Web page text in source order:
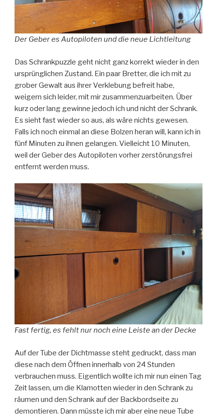
Der Geber es Autopiloten und die neue Lichtleitung
Das Schrankpuzzle geht nicht ganz korrekt wieder in den
ursprünglichen Zustand. Ein paar Bretter, die ich mit zu
grober Gewalt aus ihrer Verklebung befreit habe,
weigern sich leider, mit mir zusammenzuarbeiten. Über
kurz oder lang gewinne jedoch ich und nicht der Schrank.
Es sieht fast wieder so aus, als wäre nichts gewesen.
Falls ich noch einmal an diese Bolzen heran will, kann ich in
fünf Minuten zu ihnen gelangen. Vielleicht 10 Minuten,
weil der Geber des Autopiloten vorher zerstörungsfrei
entfernt werden muss.
Fast fertig, es fehlt nur noch eine Leiste an der Decke
Auf der Tube der Dichtmasse steht gedruckt, dass man
diese nach dem Öffnen innerhalb von 24 Stunden
verbrauchen muss. Eigentlich wollte ich mir nun einen Tag
Zeit lassen, um die Klamotten wieder in den Schrank zu
räumen und den Schrank auf der Backbordseite zu
demontieren. Dann müsste ich mir aber eine neue Tube